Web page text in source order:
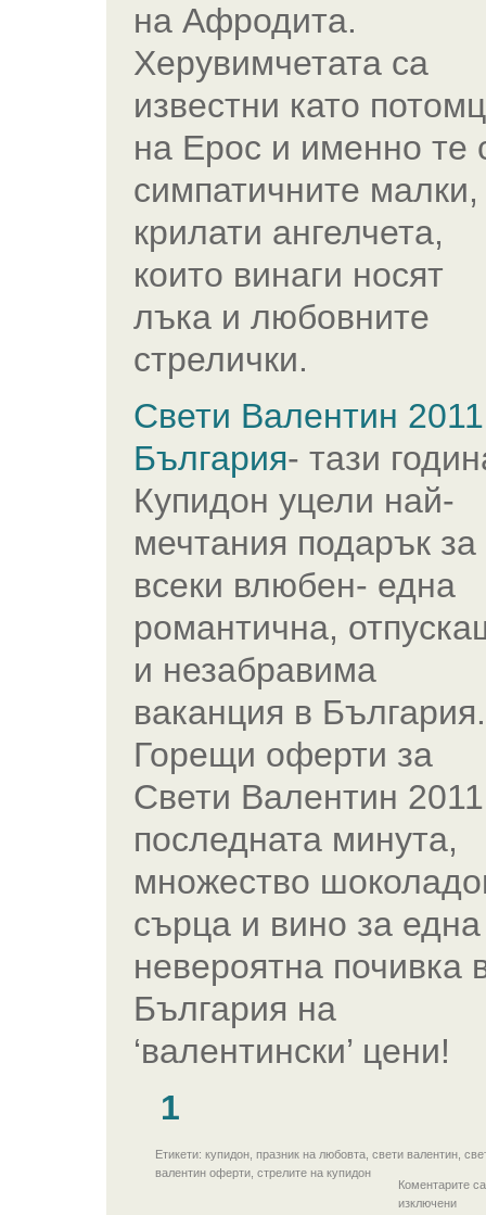
на Афродита.
Херувимчетата са
известни като
на Ерос и именно те
симпатичните малки,
крилати ангелчета,
които винаги носят
лъка и любовните
стрелички.
Свети Валентин
България- тази
Купидон уцели най-
мечтания подарък за
всеки влюбен- една
романтична,
и незабравима
ваканция в България.
Горещи оферти за
Свети Валентин
последната минута,
множество
сърца и вино за една
невероятна почивка
България на
‘валентински’ цени!
1
Етикети: купидон, празник на любовта, свети валентин,
валентин оферти, стрелите на купидон
Коментарите са
изключени